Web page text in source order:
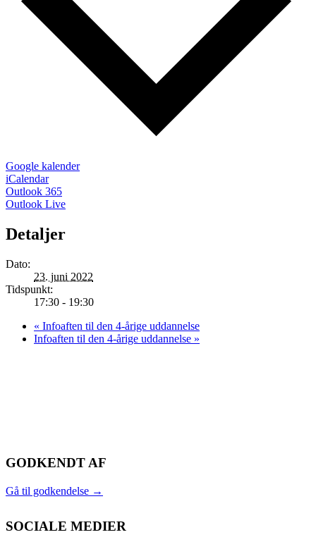
Google kalender
iCalendar
Outlook 365
Outlook Live
Detaljer
Dato:
23. juni 2022
Tidspunkt:
17:30 - 19:30
« Infoaften til den 4-årige uddannelse
Infoaften til den 4-årige uddannelse »
GODKENDT AF
Gå til godkendelse →
SOCIALE MEDIER